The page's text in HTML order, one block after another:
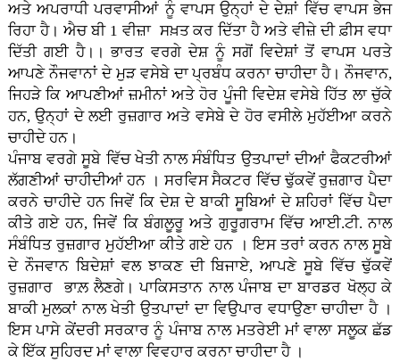
ਅਤੇ ਅਪਰਾਧੀ ਪਰਵਾਸੀਆਂ ਨੂੰ ਵਾਪਸ ਉਨ੍ਹਾਂ ਦੇ ਦੇਸ਼ਾਂ ਵਿੱਚ ਵਾਪਸ ਭੇਜ
ਰਿਹਾ ਹੈ। ਐਚ ਬੀ 1 ਵੀਜ਼ਾ ਸਖ਼ਤ ਕਰ ਦਿੱਤਾ ਹੈ ਅਤੇ ਵੀਜ਼ੇ ਦੀ ਫ਼ੀਸ ਵਧਾ
ਦਿੱਤੀ ਗਈ ਹੈ।। ਭਾਰਤ ਵਰਗੇ ਦੇਸ਼ ਨੂੰ ਸਗੋਂ ਵਿਦੇਸ਼ਾਂ ਤੋਂ ਵਾਪਸ ਪਰਤੇ
ਆਪਣੇ ਨੌਜਵਾਨਾਂ ਦੇ ਮੁੜ ਵਸੇਬੇ ਦਾ ਪ੍ਰਬੰਧ ਕਰਨਾ ਚਾਹੀਦਾ ਹੈ। ਨੌਜਵਾਨ,
ਜਿਹੜੇ ਕਿ ਆਪਣੀਆਂ ਜ਼ਮੀਨਾਂ ਅਤੇ ਹੋਰ ਪੂੰਜੀ ਵਿਦੇਸ਼ ਵਸੇਬੇ ਹਿੱਤ ਲਾ ਚੁੱਕੇ
ਹਨ, ਉਨ੍ਹਾਂ ਦੇ ਲਈ ਰੁਜ਼ਗਾਰ ਅਤੇ ਵਸੇਬੇ ਦੇ ਹੋਰ ਵਸੀਲੇ ਮੁਹੱਈਆ ਕਰਨੇ
ਚਾਹੀਦੇ ਹਨ।
ਪੰਜਾਬ ਵਰਗੇ ਸੂਬੇ ਵਿੱਚ ਖੇਤੀ ਨਾਲ ਸੰਬੰਧਿਤ ਉਤਪਾਦਾਂ ਦੀਆਂ ਫੈਕਟਰੀਆਂ
ਲੱਗਣੀਆਂ ਚਾਹੀਦੀਆਂ ਹਨ । ਸਰਵਿਸ ਸੈਕਟਰ ਵਿੱਚ ਢੁੱਕਵੇਂ ਰੁਜ਼ਗਾਰ ਪੈਦਾ
ਕਰਨੇ ਚਾਹੀਦੇ ਹਨ ਜਿਵੇਂ ਕਿ ਦੇਸ਼ ਦੇ ਬਾਕੀ ਸੂਬਿਆਂ ਦੇ ਸ਼ਹਿਰਾਂ ਵਿੱਚ ਪੈਦਾ
ਕੀਤੇ ਗਏ ਹਨ, ਜਿਵੇਂ ਕਿ ਬੰਗਲੂਰੂ ਅਤੇ ਗੁਰੂਗਰਾਮ ਵਿੱਚ ਆਈ.ਟੀ. ਨਾਲ
ਸੰਬੰਧਿਤ ਰੁਜ਼ਗਾਰ ਮੁਹੱਈਆ ਕੀਤੇ ਗਏ ਹਨ । ਇਸ ਤਰਾਂ ਕਰਨ ਨਾਲ ਸੂਬੇ
ਦੇ ਨੌਜਵਾਨ ਬਿਦੇਸ਼ਾਂ ਵਲ ਝਾਕਣ ਦੀ ਬਿਜਾਏ, ਆਪਣੇ ਸੂਬੇ ਵਿੱਚ ਢੁੱਕਵੇਂ
ਰੁਜ਼ਗਾਰ ਭਾਲ਼ ਲੈਣਗੇ। ਪਾਕਿਸਤਾਨ ਨਾਲ ਪੰਜਾਬ ਦਾ ਬਾਰਡਰ ਖੋਲ੍ਹ ਕੇ
ਬਾਕੀ ਮੁਲਕਾਂ ਨਾਲ ਖੇਤੀ ਉਤਪਾਦਾਂ ਦਾ ਵਿਉਪਾਰ ਵਧਾਉਣਾ ਚਾਹੀਦਾ ਹੈ ।
ਇਸ ਪਾਸੇ ਕੇਂਦਰੀ ਸਰਕਾਰ ਨੂੰ ਪੰਜਾਬ ਨਾਲ ਮਤਰੇਈ ਮਾਂ ਵਾਲਾ ਸਲੂਕ ਛੱਡ
ਕੇ ਇੱਕ ਸੁਹਿਰਦ ਮਾਂ ਵਾਲਾ ਵਿਵਹਾਰ ਕਰਨਾ ਚਾਹੀਦਾ ਹੈ ।